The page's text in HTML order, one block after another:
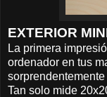
EXTERIOR
La primera
ordenador en tus
Tan solo mide